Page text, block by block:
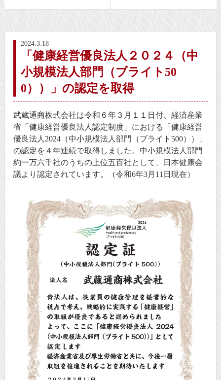
2024.3.18
「健康経営優良法人２０２４（中
小規模法人部門（ブライト50
0））」の認定を取得
武蔵通商株式会社は令和６年３月１１日付、経済産業
省「健康経営優良法人認定制度」における「健康経営
優良法人2024（中小規模法人部門（ブライト500））」
の認定を４年連続で取得しました。中小規模法人部門
約一万六千社のうちの上位五百社として、日本健康会
議より認定されています。（令和6年3月11日現在）